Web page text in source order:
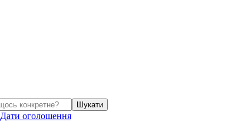
Шукати
Дати оголошення